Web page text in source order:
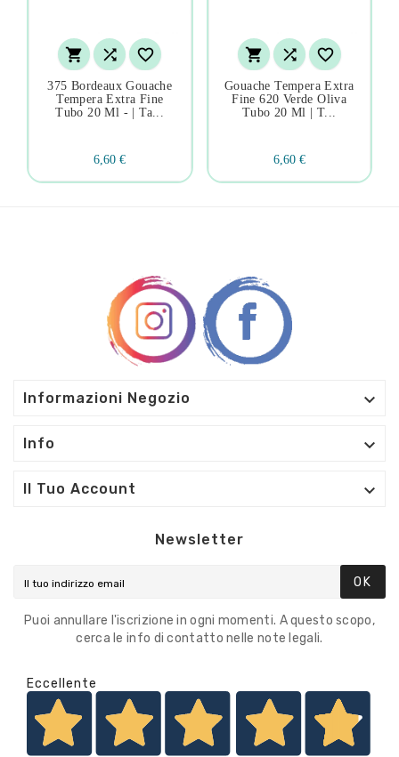
  
375 Bordeaux Gouache
Tempera Extra Fine
Tubo 20 Ml - | Ta...
6,60 €
  
Gouache Tempera Extra
Fine 620 Verde Oliva
Tubo 20 Ml | T...
6,60 €
Informazioni Negozio 
Info 
Il Tuo Account 
Newsletter
OK
Puoi annullare l'iscrizione in ogni momenti. A questo scopo,
cerca le info di contatto nelle note legali.
Eccellente